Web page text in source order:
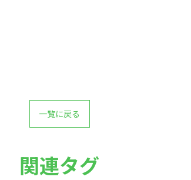
一覧に戻る
関連タグ